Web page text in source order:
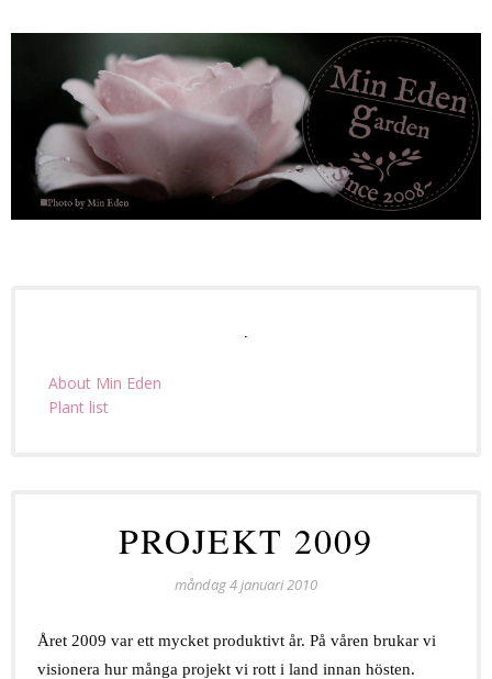
About Min Eden
Plant list
PROJEKT 2009
måndag 4 januari 2010
Året 2009 var ett mycket produktivt år. På våren brukar vi
visionera hur många projekt vi rott i land innan hösten.